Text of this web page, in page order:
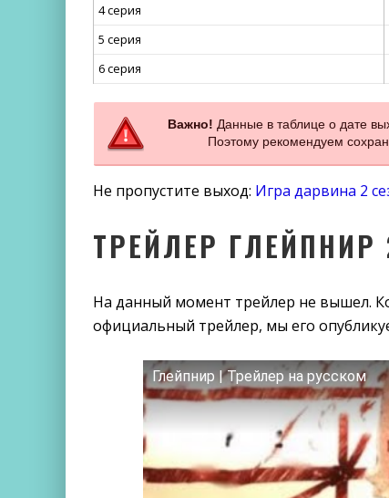
4 серия
5 серия
6 серия
Важно! Данные в таблице о дате
Поэтому рекомендуем
Не пропустите выход: Игра дарвина 2
ТРЕЙЛЕР ГЛЕЙПНИР
На данный момент трейлер не вышел.
официальный трейлер, мы его
Глейпнир | Трейлер на русском